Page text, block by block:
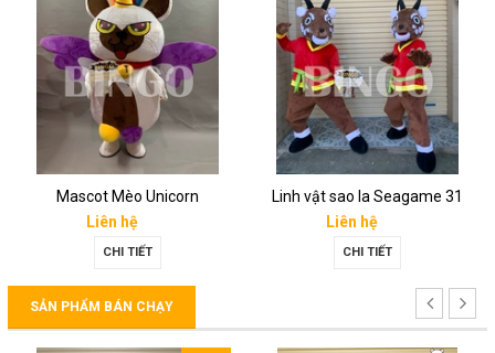
Mascot Mèo Unicorn
Liên hệ
CHI TIẾT
Linh vật sao la Seagame 31
Liên hệ
CHI TIẾT
SẢN PHẨM BÁN CHẠY